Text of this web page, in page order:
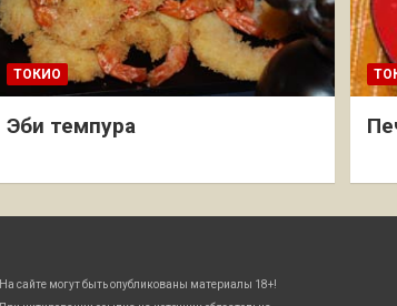
ТОКИО
Эби темпура
На сайте могут быть опубликованы материалы 18+!